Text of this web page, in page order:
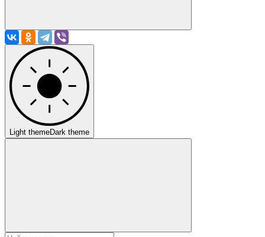
Light themeDark theme